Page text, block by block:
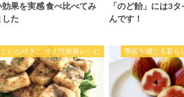
効果を実感 食べ比べてみ
した
「のど飴」には3
んです！
しいなゆきこ 冷え性改善レシピ 季節を感じる暮ら